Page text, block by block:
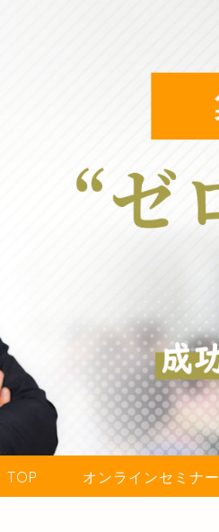
TOP オンラインセミナー